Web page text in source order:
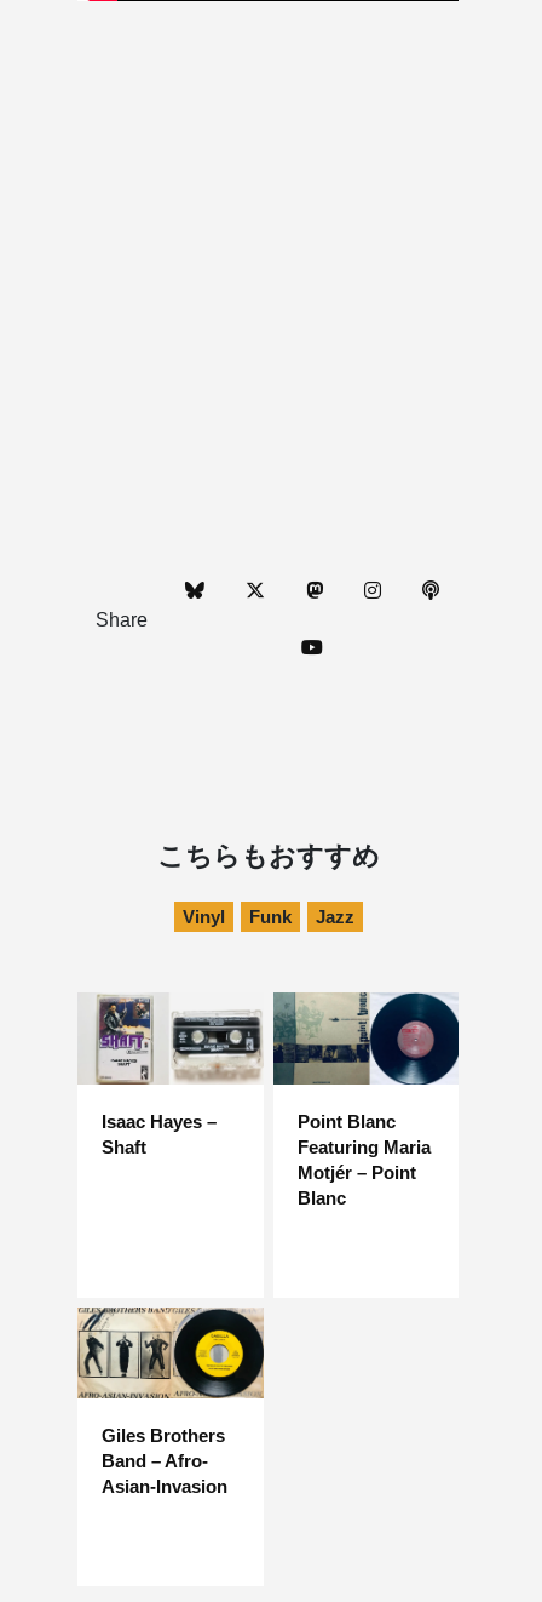
Share
こちらもおすすめ
Vinyl Funk Jazz
Isaac Hayes –
Shaft
Point Blanc
Featuring Maria
Motjér – Point
Blanc
Giles Brothers
Band – Afro-
Asian-Invasion